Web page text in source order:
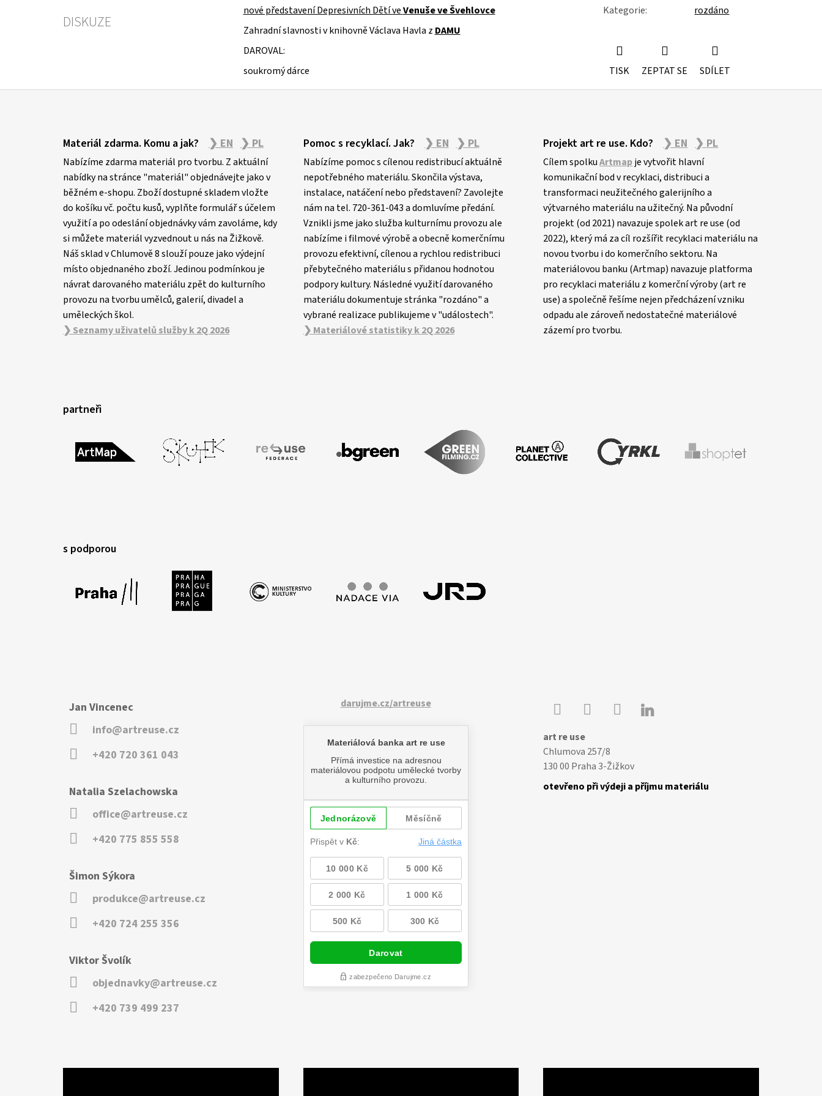
DISKUZE
nové představení Depresivních Dětí veVenuše ve Švehlovce
Zahradní slavnosti v knihovně Václava Havla z DAMU
DAROVAL:
soukromý dárce
Kategorie: rozdáno
TISK ZEPTAT SE SDÍLET
Materiál zdarma. Komu a jak? ❯ EN ❯ PL
Nabízíme zdarma materiál pro tvorbu. Z aktuální
nabídky na stránce "materiál" objednávejte jako v
běžném e-shopu. Zboží dostupné skladem vložte
do košíku vč. počtu kusů, vyplňte formulář s účelem
využití a po odeslání objednávky vám zavoláme, kdy
si můžete materiál vyzvednout u nás na Žižkově.
Náš sklad v Chlumově 8 slouží pouze jako výdejní
místo objednaného zboží. Jedinou podmínkou je
návrat darovaného materiálu zpět do kulturního
provozu na tvorbu umělců, galerií, divadel a
uměleckých škol.
❯ Seznamy uživatelů služby k 2Q 2026
Pomoc s recyklací. Jak? ❯ EN ❯ PL
Nabízíme pomoc s cílenou redistribucí aktuálně
nepotřebného materiálu. Skončila výstava,
instalace, natáčení nebo představení? Zavolejte
nám na tel. 720-361-043 a domluvíme předání.
Vznikli jsme jako služba kulturnímu provozu ale
nabízíme i filmové výrobě a obecně komerčnímu
provozu efektivní, cílenou a rychlou redistribuci
přebytečného materiálu s přidanou hodnotou
podpory kultury. Následné využití darovaného
materiálu dokumentuje stránka "rozdáno" a
vybrané realizace publikujeme v "událostech".
❯ Materiálové statistiky k 2Q 2026
Projekt art re use. Kdo? ❯ EN ❯ PL
Cílem spolkuArtmapje vytvořit hlavní
komunikační bod v recyklaci, distribuci a
transformaci neužitečného galerijního a
výtvarného materiálu na užitečný. Na původní
projekt (od 2021) navazuje spolek art re use (od
2022), který má za cíl rozšířit recyklaci materiálu na
novou tvorbu i do komerčního sektoru. Na
materiálovou banku (Artmap) navazuje platforma
pro recyklaci materiálu z komerční výroby (art re
use) a společně řešíme nejen předcházení vzniku
odpadu ale zároveň nedostatečné materiálové
zázemí pro tvorbu.
partneři
s podporou
Jan Vincenec
info@artreuse.cz
+420 720 361 043
Natalia Szelachowska
office@artreuse.cz
+420 775 855 558
Šimon Sýkora
produkce@artreuse.cz
+420 724 255 356
Viktor Švolík
objednavky@artreuse.cz
+420 739 499 237
darujme.cz/artreuse 
art re use
Chlumova 257/8
130 00 Praha 3-Žižkov
otevřeno při výdeji a příjmu materiálu